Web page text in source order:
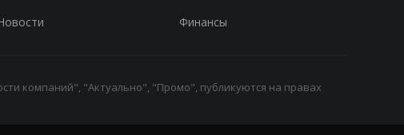
Финансы
компаний", "Актуально", "Промо", публикуются на правах